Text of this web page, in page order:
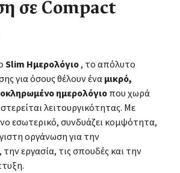
σε Compact
Slim Ημερολόγιο, το απόλυτο
για όσους θέλουν έναμικρό,
ημερολόγιοπου χωρά
λειτουργικότητας. Με
εσωτερικό, συνδυάζει κομψότητα,
οργάνωση για την
εργασία, τις σπουδές και την